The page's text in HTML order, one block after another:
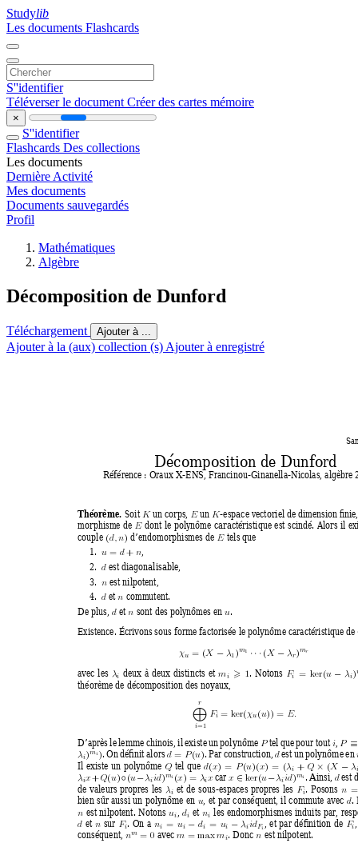
Studylib
Les documents Flashcards
S''identifier
Téléverser le document Créer des cartes mémoire
×
S''identifier
Flashcards Des collections
Les documents
Dernière Activité
Mes documents
Documents sauvegardés
Profil
Mathématiques
Algèbre
Décomposition de Dunford
Téléchargement Ajouter à ...
Ajouter à la (aux) collection (s) Ajouter à enregistré
Décomposition de Dunford
Référence : Oraux X-ENS, Francinou-Ginanella-Nicolas, algèbre
Théorème. Soit Kun corps, Eun K-espace vectoriel de dimension
morphisme de Edont le polynôme caractéristique est scindé. Alors il e
couple (d, n) d’endomorphismes de Etels que
1.
u = d+ n,
2.
d est diagonalisable,
3.
n est nilpotent,
4.
d et n commutent.
De plus, det nsont des polynômes en u.
Existence. Écrivons sous forme factorisée le polynôme caractéristique de
χu= (X − λ1 )m1 · · · (X − λr)mr
avec les λi deux à deux distincts et mi > 1. Notons Fi= ker(u − λi)
théorème de décomposition des noyaux,
r
M
i=1
Fi = ker(χu (u)) = E.
D’après le lemme chinois, il existe un polynôme Ptel que pour tout i, P
λi)mi ). On déﬁnit alors d= P(u). Par construction, dest un polynôme en
Il existe un polynôme Q tel que d(x) = P(u)(x)=(λi+ Q × (X − λ
λix+Q(u) ◦ (u − λiid)mi (x) = λixcar x ∈ ker(u − λiid)mi . Ainsi, dest
de valeurs propres les λiet de sous-espaces propres les Fi. Posons n
bien sûr aussi un polynôme en u, et par conséquent, il commute avec d.
nest nilpotent. Notons ui ,diet niles endomorphismes induits par,
d et n sur Fi. On a ni=ui −di= ui − λiidFi , et par déﬁnition de Fi
conséquent, nm = 0 avec m= max mi. Donc n est nilpotent.